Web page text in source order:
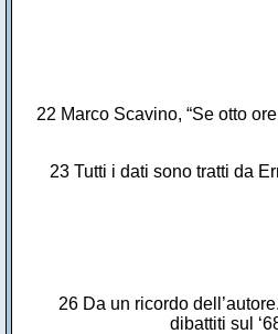
22 Marco Scavino, “Se otto
23 Tutti i dati sono tratti da
26 Da un ricordo
dibattiti sul